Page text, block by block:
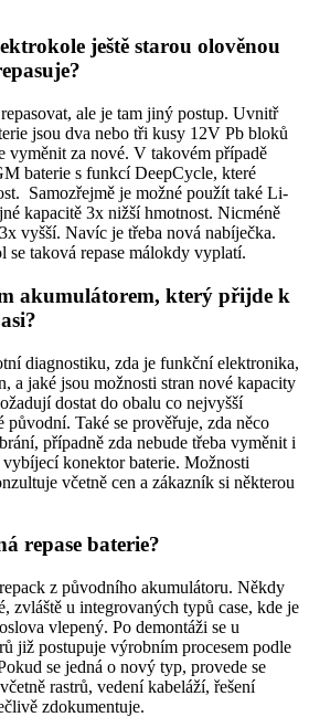
ještě starou olověnou
ale je tam jiný postup. Uvnitř
jsou dva nebo tři kusy 12V Pb bloků
vyměnit za nové. V takovém případě
baterie s funkcí DeepCycle, které
Samozřejmě je možné použít také Li-
kapacitě 3x nižší hmotnost. Nicméně
vyšší. Navíc je třeba nová nabíječka.
se taková repase málokdy vyplatí.
akumulátorem, který přijde k
diagnostiku, zda je funkční elektronika,
a jaké jsou možnosti stran nové kapacity
dostat do obalu co nejvyšší
původní. Také se prověřuje, zda něco
případně zda nebude třeba vyměnit i
konektor baterie. Možnosti
včetně cen a zákazník si některou
repase baterie?
z původního akumulátoru. Někdy
zvláště u integrovaných typů case, kde je
vlepený. Po demontáži se u
již postupuje výrobním procesem podle
se jedná o nový typ, provede se
rastrů, vedení kabeláží, řešení
zdokumentuje.